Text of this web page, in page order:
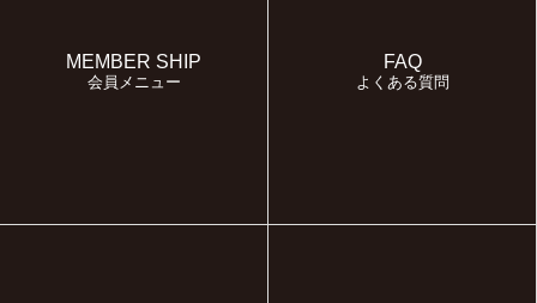
MEMBER SHIP
会員メニュー
FAQ
よくある質問